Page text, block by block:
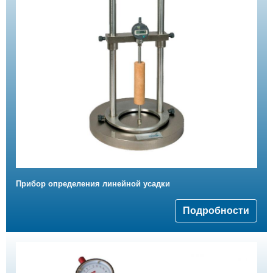
Прибор определения линейной усадки
Подробности